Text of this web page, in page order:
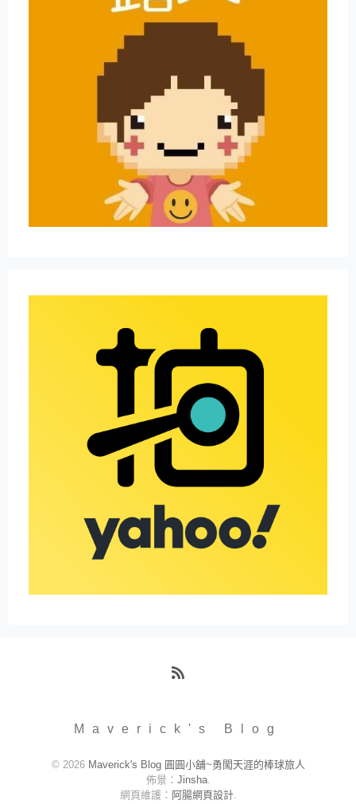
Maverick's Blog
© 2026 Maverick's Blog 圓圓小舖~勇闖天涯的棒球旅人
佈景： Jinsha.
網頁維護： 阿腸網頁設計.